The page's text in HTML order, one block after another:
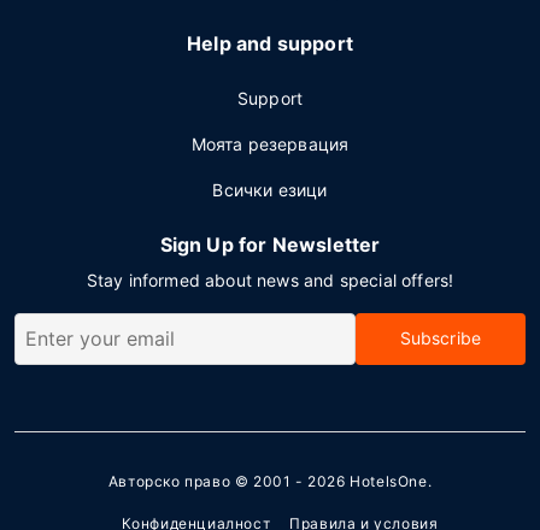
Help and support
Support
Моята резервация
Всички езици
Sign Up for Newsletter
Stay informed about news and special offers!
Subscribe
Авторско право © 2001 - 2026 HotelsOne.
Конфиденциалност Правила и условия